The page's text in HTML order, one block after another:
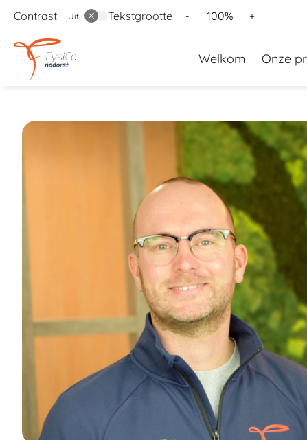
Contrast Uit Tekstgrootte
Tekst
10%
- 100%
Tekst
10%
+
Hoofd
Welkom Onze